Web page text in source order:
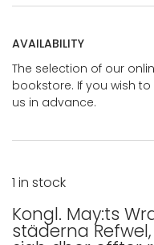
AVAILABILITY
The selection of our
bookstore. If you wish
us in advance.
Kongl. May:ts
städerna
1 in stock